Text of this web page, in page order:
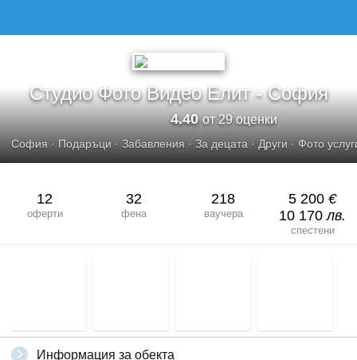
Студио Фото Видео Елит - София
4.40от 29 оценки
София · Подаръци · Забавления · За децата · Други · Фото
12
оферти
32
фена
218
ваучера
5 200 €
10 170лв.
спестени
Информация за обекта